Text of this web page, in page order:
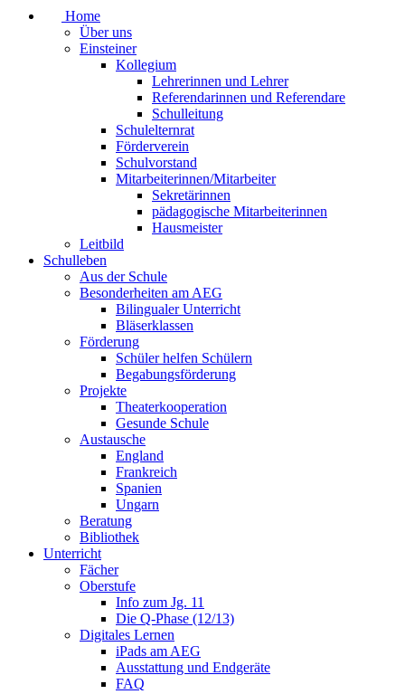
Home
Über uns
Einsteiner
Kollegium
Lehrerinnen und Lehrer
Referendarinnen und Referendare
Schulleitung
Schulelternrat
Förderverein
Schulvorstand
Mitarbeiterinnen/Mitarbeiter
Sekretärinnen
pädagogische Mitarbeiterinnen
Hausmeister
Leitbild
Schulleben
Aus der Schule
Besonderheiten am AEG
Bilingualer Unterricht
Bläserklassen
Förderung
Schüler helfen Schülern
Begabungsförderung
Projekte
Theaterkooperation
Gesunde Schule
Austausche
England
Frankreich
Spanien
Ungarn
Beratung
Bibliothek
Unterricht
Fächer
Oberstufe
Info zum Jg. 11
Die Q-Phase (12/13)
Digitales Lernen
iPads am AEG
Ausstattung und Endgeräte
FAQ